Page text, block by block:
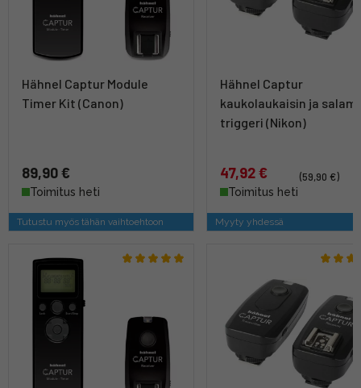
Hähnel Captur Module
Timer Kit (Canon)
89,90 €
Toimitus heti
Tutustu myös tähän vaihtoehtoon
Hähnel Captur
kaukolaukaisin ja
triggeri (Nikon)
47,92 €
(59,90 €)
Toimitus heti
Myyty yhdessä